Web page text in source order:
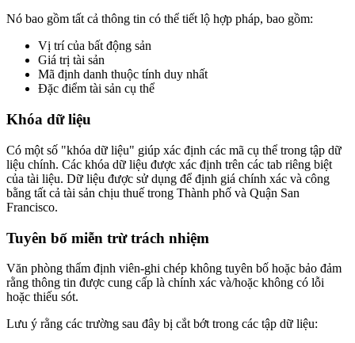
Nó bao gồm tất cả thông tin có thể tiết lộ hợp pháp, bao gồm:
Vị trí của bất động sản
Giá trị tài sản
Mã định danh thuộc tính duy nhất
Đặc điểm tài sản cụ thể
Khóa dữ liệu
Có một số "khóa dữ liệu" giúp xác định các mã cụ thể trong tập dữ
liệu chính. Các khóa dữ liệu được xác định trên các tab riêng biệt
của tài liệu. Dữ liệu được sử dụng để định giá chính xác và công
bằng tất cả tài sản chịu thuế trong Thành phố và Quận San
Francisco.
Tuyên bố miễn trừ trách nhiệm
Văn phòng thẩm định viên-ghi chép không tuyên bố hoặc bảo đảm
rằng thông tin được cung cấp là chính xác và/hoặc không có lỗi
hoặc thiếu sót.
Lưu ý rằng các trường sau đây bị cắt bớt trong các tập dữ liệu: